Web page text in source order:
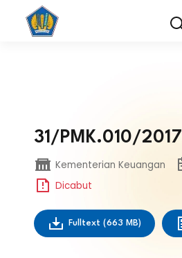
31/PMK.010/2017
Kementerian Keuangan
Dicabut
Fulltext (663 MB)